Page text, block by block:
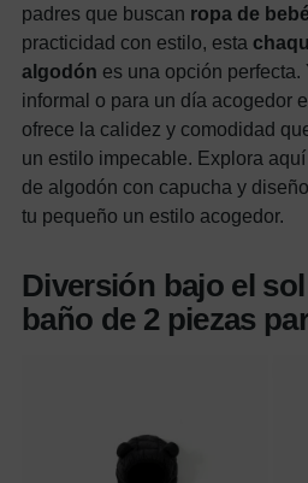
padres que buscan ropa de bebé
practicidad con estilo, esta
algodón es una opción
informal o para un día acogedor
ofrece la calidez y comodidad
un estilo impecable. Explora
de algodón con capucha y
tu pequeño un estilo acogedor.
Diversión bajo el
baño de 2 piezas